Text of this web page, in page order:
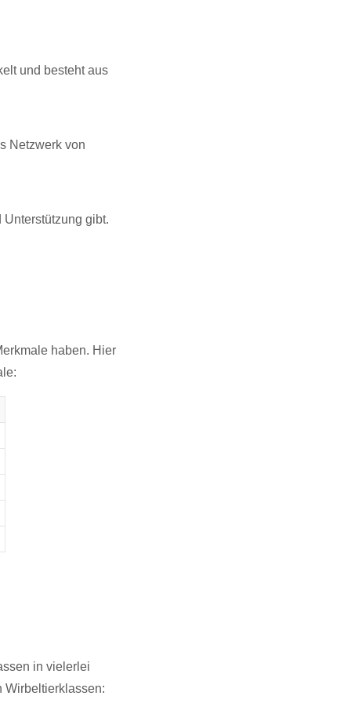
und besteht aus
Netzwerk von
gibt.
haben. Hier
in vielerlei
Wirbeltierklassen: